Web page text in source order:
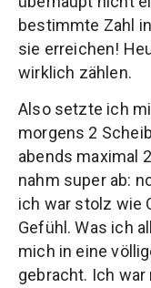
bestimmte Zahl
sie erreichen!
wirklich zählen.
Also setzte ich
morgens 2
abends maximal
nahm super ab:
ich war stolz wie
Gefühl. Was ich
mich in eine
gebracht. Ich